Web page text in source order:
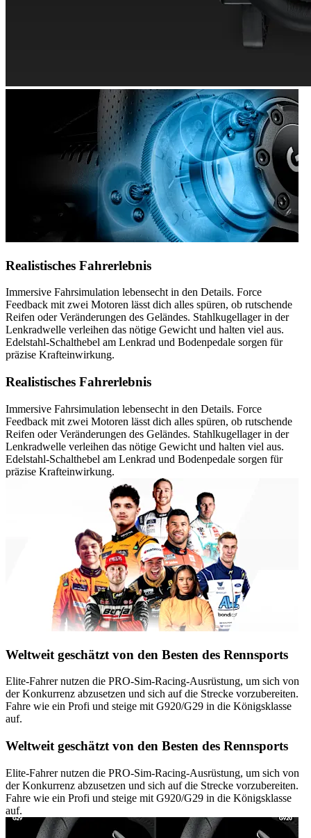
Realistisches Fahrerlebnis
Immersive Fahrsimulation lebensecht in den Details. Force
Feedback mit zwei Motoren lässt dich alles spüren, ob rutschende
Reifen oder Veränderungen des Geländes. Stahlkugellager in der
Lenkradwelle verleihen das nötige Gewicht und halten viel aus.
Edelstahl-Schalthebel am Lenkrad und Bodenpedale sorgen für
präzise Krafteinwirkung.
Realistisches Fahrerlebnis
Immersive Fahrsimulation lebensecht in den Details. Force
Feedback mit zwei Motoren lässt dich alles spüren, ob rutschende
Reifen oder Veränderungen des Geländes. Stahlkugellager in der
Lenkradwelle verleihen das nötige Gewicht und halten viel aus.
Edelstahl-Schalthebel am Lenkrad und Bodenpedale sorgen für
präzise Krafteinwirkung.
Weltweit geschätzt von den Besten des Rennsports
Elite-Fahrer nutzen die PRO-Sim-Racing-Ausrüstung, um sich von
der Konkurrenz abzusetzen und sich auf die Strecke vorzubereiten.
Fahre wie ein Profi und steige mit G920/G29 in die Königsklasse
auf.
Weltweit geschätzt von den Besten des Rennsports
Elite-Fahrer nutzen die PRO-Sim-Racing-Ausrüstung, um sich von
der Konkurrenz abzusetzen und sich auf die Strecke vorzubereiten.
Fahre wie ein Profi und steige mit G920/G29 in die Königsklasse
auf.